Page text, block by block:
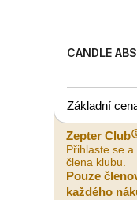
CANDLE
Základní
Zepter Club
Přihlaste se
člena klubu.
Pouze
každého